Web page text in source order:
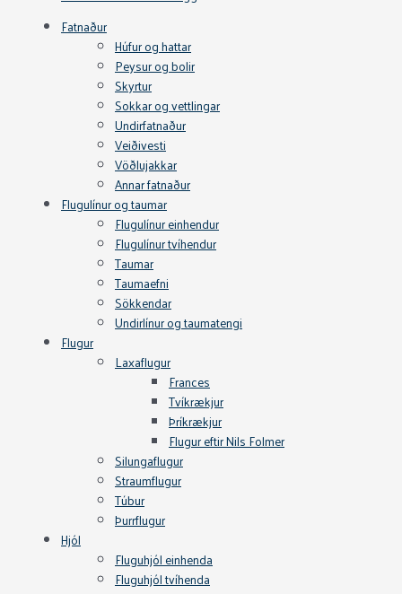
Fatnaður
Húfur og hattar
Peysur og bolir
Skyrtur
Sokkar og vettlingar
Undirfatnaður
Veiðivesti
Vöðlujakkar
Annar fatnaður
Flugulínur og taumar
Flugulínur einhendur
Flugulínur tvíhendur
Taumar
Taumaefni
Sökkendar
Undirlínur og taumatengi
Flugur
Laxaflugur
Frances
Tvíkrækjur
Þríkrækjur
Flugur eftir Nils Folmer
Silungaflugur
Straumflugur
Túbur
Þurrflugur
Hjól
Fluguhjól einhenda
Fluguhjól tvíhenda